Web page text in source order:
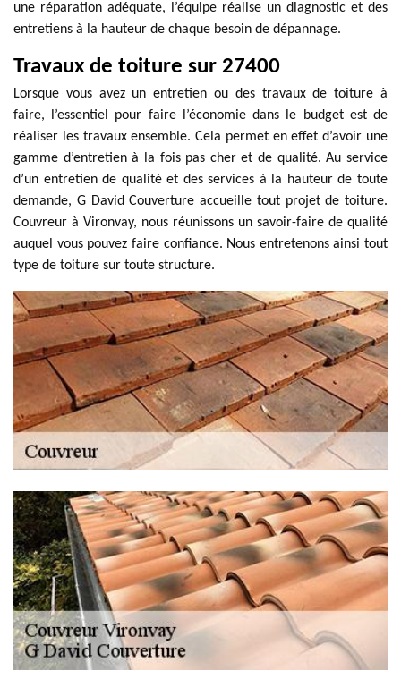
une réparation adéquate, l’équipe réalise un diagnostic et des
entretiens à la hauteur de chaque besoin de dépannage.
Travaux de toiture sur 27400
Lorsque vous avez un entretien ou des travaux de toiture à
faire, l’essentiel pour faire l’économie dans le budget est de
réaliser les travaux ensemble. Cela permet en effet d’avoir une
gamme d’entretien à la fois pas cher et de qualité. Au service
d’un entretien de qualité et des services à la hauteur de toute
demande, G David Couverture accueille tout projet de toiture.
Couvreur à Vironvay, nous réunissons un savoir-faire de qualité
auquel vous pouvez faire confiance. Nous entretenons ainsi tout
type de toiture sur toute structure.